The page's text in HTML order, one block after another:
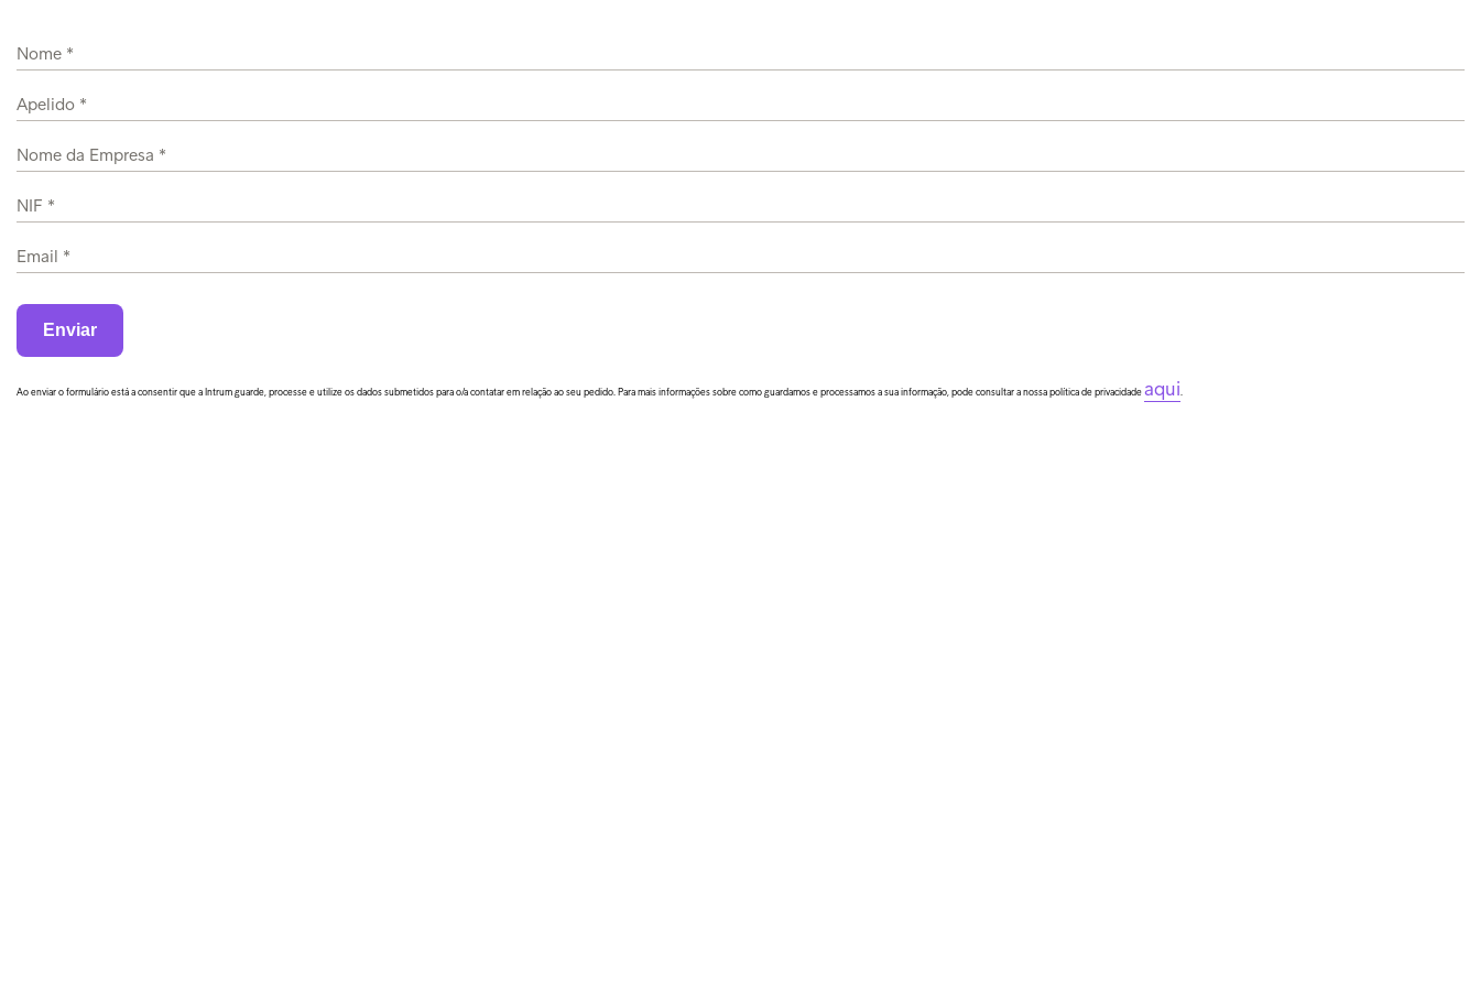
Ao enviar o formulário está a consentir que a Intrum guarde, processe e utilize os dados submetidos para o/a contatar em relação ao seu pedido. Para mais informações sobre como guardamos e processamos a sua informação, pode consultar a nossa política de privacidade aqui.